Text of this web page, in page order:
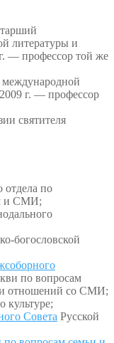
литературы и
— профессор той же
г. — профессор
святителя
отдела по
и СМИ;
богословской
по вопросам
и отношений со СМИ;
культуре;
Совета Русской